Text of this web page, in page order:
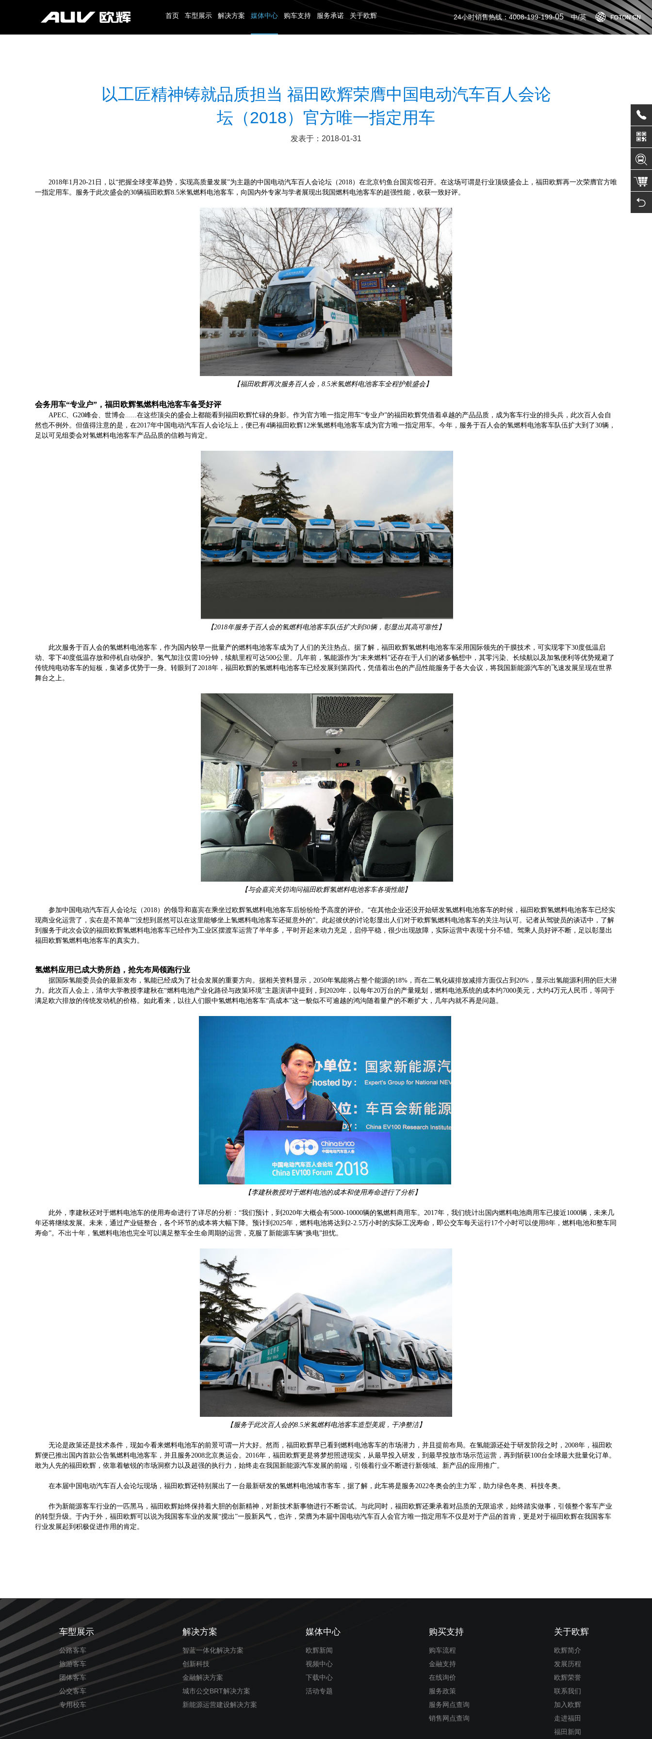
首页 车型展示 解决方案 媒体中心 购车支持 服务承诺 关于欧辉 中/英
05
24小时销售热线：4008-199-199-
10-20座
50座以上
8-9米
12-13米
31-40座
41-50座
6米以下
7-8米
9-10米
6-7米
7-8米
10-11米
12-13米
13米以上
13米以上 城市公交BRT解决方案
以工匠精神铸就品质担当 福田欧辉荣膺中国电动汽车百人会论
坛（2018）官方唯一指定用车
发表于：2018-01-31
2018年1月20-21日，以“把握全球变革趋势，实现高质量发展”为主题的中国电动汽车百人会论坛（2018）在北京钓鱼台国宾馆召开。在这场可谓是行业顶级盛会上，福田欧辉再一次荣膺官方唯
一指定用车。服务于此次盛会的30辆福田欧辉8.5米氢燃料电池客车，向国内外专家与学者展现出我国燃料电池客车的超强性能，收获一致好评。
【福田欧辉再次服务百人会， 8.5米氢燃料电池客车全程护航盛会】
会务用车“专业户”，福田欧辉氢燃料电池客车备受好评
APEC、G20峰会、世博会......在这些顶尖的盛会上都能看到福田欧辉忙碌的身影。作为官方唯一指定用车“专业户”的福田欧辉凭借着卓越的产品品质，成为客车行业的排头兵，此次百人会自
然也不例外。但值得注意的是，在2017年中国电动汽车百人会论坛上，便已有4辆福田欧辉12米氢燃料电池客车成为官方唯一指定用车。今年，服务于百人会的氢燃料电池客车队伍扩大到了30辆，
足以可见组委会对氢燃料电池客车产品品质的信赖与肯定。
【2018年服务于百人会的氢燃料电池客车队伍扩大到30辆，彰显出其高可靠性】
此次服务于百人会的氢燃料电池客车，作为国内较早一批量产的燃料电池客车成为了人们的关注热点。据了解，福田欧辉氢燃料电池客车采用国际领先的干膜技术，可实现零下30度低温启
动、零下40度低温存放和停机自动保护。氢气加注仅需10分钟，续航里程可达500公里。几年前，氢能源作为“未来燃料”还存在于人们的诸多畅想中，其零污染、长续航以及加氢便利等优势规避了
传统纯电动客车的短板，集诸多优势于一身。转眼到了2018年，福田欧辉的氢燃料电池客车已经发展到第四代，凭借着出色的产品性能服务于各大会议，将我国新能源汽车的飞速发展呈现在世界
舞台之上。
【与会嘉宾关切询问福田欧辉氢燃料电池客车各项性能】
参加中国电动汽车百人会论坛（2018）的领导和嘉宾在乘坐过欧辉氢燃料电池客车后纷纷给予高度的评价。“在其他企业还没开始研发氢燃料电池客车的时候，福田欧辉氢燃料电池客车已经实
现商业化运营了，实在是不简单”“没想到居然可以在这里能够坐上氢燃料电池客车还挺意外的”。此起彼伏的讨论彰显出人们对于欧辉氢燃料电池客车的关注与认可。记者从驾驶员的谈话中，了解
到服务于此次会议的福田欧辉氢燃料电池客车已经作为工业区摆渡车运营了半年多，平时开起来动力充足，启停平稳，很少出现故障，实际运营中表现十分不错。驾乘人员好评不断，足以彰显出
福田欧辉氢燃料电池客车的真实力。
氢燃料应用已成大势所趋，抢先布局领跑行业
据国际氢能委员会的最新发布，氢能已经成为了社会发展的重要方向。据相关资料显示，2050年氢能将占整个能源的18%，而在二氧化碳排放减排方面仅占到20%，显示出氢能源利用的巨大潜
力。此次百人会上，清华大学教授李建秋在“燃料电池产业化路径与政策环境”主题演讲中提到，到2020年，以每年20万台的产量规划，燃料电池系统的成本约7000美元，大约4万元人民币，等同于
满足欧六排放的传统发动机的价格。如此看来，以往人们眼中氢燃料电池客车“高成本”这一貌似不可逾越的鸿沟随着量产的不断扩大，几年内就不再是问题。
【李建秋教授对于燃料电池的成本和使用寿命进行了分析】
此外，李建秋还对于燃料电池车的使用寿命进行了详尽的分析：“我们预计，到2020年大概会有5000-10000辆的氢燃料商用车。2017年，我们统计出国内燃料电池商用车已接近1000辆，未来几
年还将继续发展。未来，通过产业链整合，各个环节的成本将大幅下降。预计到2025年，燃料电池将达到2-2.5万小时的实际工况寿命，即公交车每天运行17个小时可以使用8年，燃料电池和整车同
寿命”。不出十年，氢燃料电池也完全可以满足整车全生命周期的运营，克服了新能源车辆“换电”担忧。
【服务于此次百人会的8.5米氢燃料电池客车造型美观，干净整洁】
无论是政策还是技术条件，现如今看来燃料电池车的前景可谓一片大好。然而，福田欧辉早已看到燃料电池客车的市场潜力，并且提前布局。在氢能源还处于研发阶段之时，2008年，福田欧
辉便已推出国内首款公告氢燃料电池客车，并且服务2008北京奥运会。2016年，福田欧辉更是将梦想照进现实，从最早投入研发，到最早投放市场示范运营，再到斩获100台全球最大批量化订单。
敢为人先的福田欧辉，依靠着敏锐的市场洞察力以及超强的执行力，始终走在我国新能源汽车发展的前端，引领着行业不断进行新领域、新产品的应用推广。
在本届中国电动汽车百人会论坛现场，福田欧辉还特别展出了一台最新研发的氢燃料电池城市客车，据了解，此车将是服务2022冬奥会的主力军，助力绿色冬奥、科技冬奥。
作为新能源客车行业的一匹黑马，福田欧辉始终保持着大胆的创新精神，对新技术新事物进行不断尝试。与此同时，福田欧辉还秉承着对品质的无限追求，始终踏实做事，引领整个客车产业
的转型升级。于内于外，福田欧辉可以说为我国客车业的发展“搅出”一股新风气，也许，荣膺为本届中国电动汽车百人会官方唯一指定用车不仅是对于产品的首肯，更是对于福田欧辉在我国客车
行业发展起到积极促进作用的肯定。
车型展示
公路客车
旅游客车
团体客车
公交客车
专用校车
解决方案
智蓝一体化解决方案
创新科技
金融解决方案
城市公交BRT解决方案
新能源运营建设解决方案
媒体中心
欧辉新闻
视频中心
下载中心
活动专题
购买支持
购车流程
金融支持
在线询价
服务政策
服务网点查询
销售网点查询
关于欧辉
欧辉简介
发展历程
欧辉荣誉
联系我们
加入欧辉
走进福田
福田新闻